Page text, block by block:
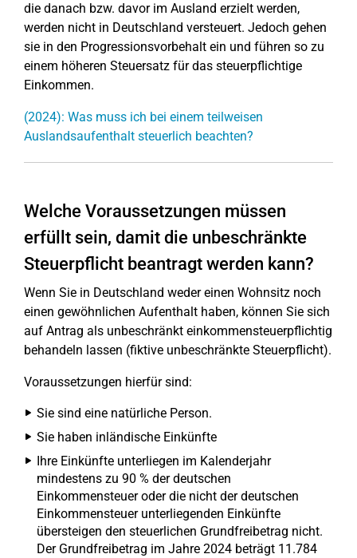
die danach bzw. davor im Ausland erzielt werden,
werden nicht in Deutschland versteuert. Jedoch gehen
sie in den Progressionsvorbehalt ein und führen so zu
einem höheren Steuersatz für das steuerpflichtige
Einkommen.
(2024): Was muss ich bei einem teilweisen
Auslandsaufenthalt steuerlich beachten?
Welche Voraussetzungen müssen
erfüllt sein, damit die unbeschränkte
Steuerpflicht beantragt werden kann?
Wenn Sie in Deutschland weder einen Wohnsitz noch
einen gewöhnlichen Aufenthalt haben, können Sie sich
auf Antrag als unbeschränkt einkommensteuerpflichtig
behandeln lassen (fiktive unbeschränkte Steuerpflicht).
Voraussetzungen hierfür sind:
Sie sind eine natürliche Person.
Sie haben inländische Einkünfte
Ihre Einkünfte unterliegen im Kalenderjahr
mindestens zu 90 % der deutschen
Einkommensteuer oder die nicht der deutschen
Einkommensteuer unterliegenden Einkünfte
übersteigen den steuerlichen Grundfreibetrag nicht.
Der Grundfreibetrag im Jahre 2024 beträgt 11.784